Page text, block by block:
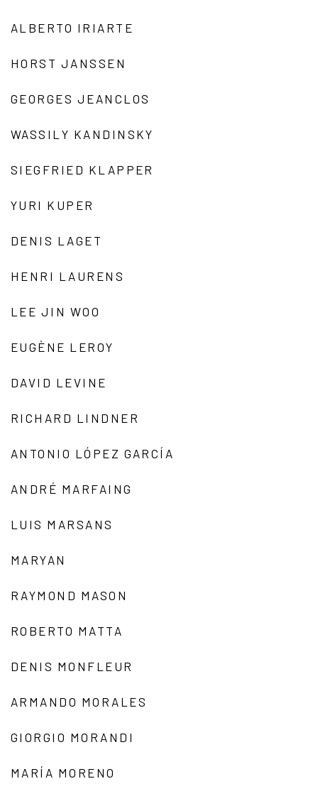
ALBERTO IRIARTE
HORST JANSSEN
GEORGES JEANCLOS
WASSILY KANDINSKY
SIEGFRIED KLAPPER
YURI KUPER
DENIS LAGET
HENRI LAURENS
LEE JIN WOO
EUGÈNE LEROY
DAVID LEVINE
RICHARD LINDNER
ANTONIO LÓPEZ GARCÍA
ANDRÉ MARFAING
LUIS MARSANS
MARYAN
RAYMOND MASON
ROBERTO MATTA
DENIS MONFLEUR
ARMANDO MORALES
GIORGIO MORANDI
MARÍA MORENO